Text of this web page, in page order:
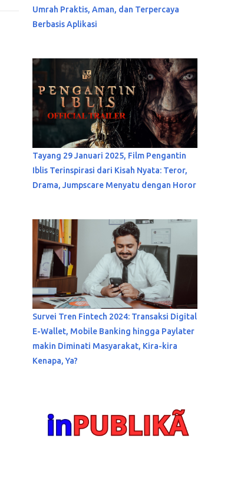
Umrah Praktis, Aman, dan Terpercaya
Berbasis Aplikasi
Tayang 29 Januari 2025, Film Pengantin
Iblis Terinspirasi dari Kisah Nyata: Teror,
Drama, Jumpscare Menyatu dengan Horor
Survei Tren Fintech 2024: Transaksi Digital
E-Wallet, Mobile Banking hingga Paylater
makin Diminati Masyarakat, Kira-kira
Kenapa, Ya?